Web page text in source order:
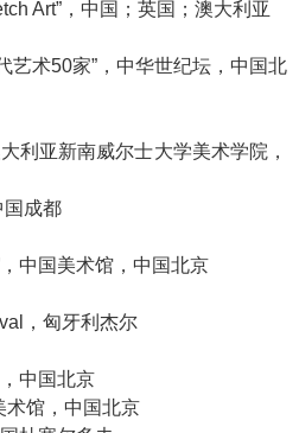
Art”，中国；英国；澳大利亚
50家”，中华世纪坛，中国北
亚新南威尔士大学美术学院，
成都
中国美术馆，中国北京
，匈牙利杰尔
中国北京
馆，中国北京